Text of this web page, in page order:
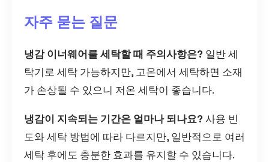
자주 묻는 질문
냉감 이너웨어를 세탁할 때 주의사항은? 일반 세
탁기로 세탁 가능하지만, 고온에서 세탁하면 소재
가 손상될 수 있으니 저온 세탁이 좋습니다.
냉감이 지속되는 기간은 얼마나 되나요? 사용 빈
도와 세탁 방법에 따라 다르지만, 일반적으로 여러
세탁 후에도 충분한 효과를 유지할 수 있습니다.